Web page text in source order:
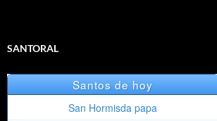
SANTORAL